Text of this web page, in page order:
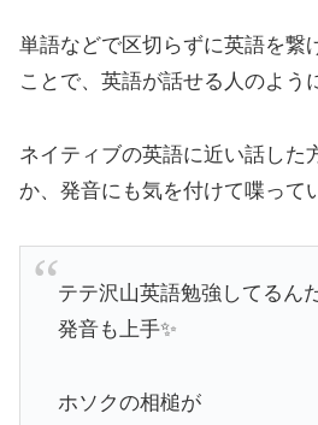
単語などで区切らずに英語を繋
ことで、英語が話せる人のよう
ネイティブの英語に近い話した
か、発音にも気を付けて喋って
テテ沢山英語勉強してるん
発音も上手✨
ホソクの相槌が